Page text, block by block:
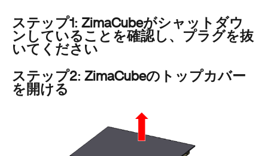
ステップ1: ZimaCubeがシャットダウ
ンしていることを確認し、プラグを抜
いてください
ステップ2: ZimaCubeのトップカバー
を開ける